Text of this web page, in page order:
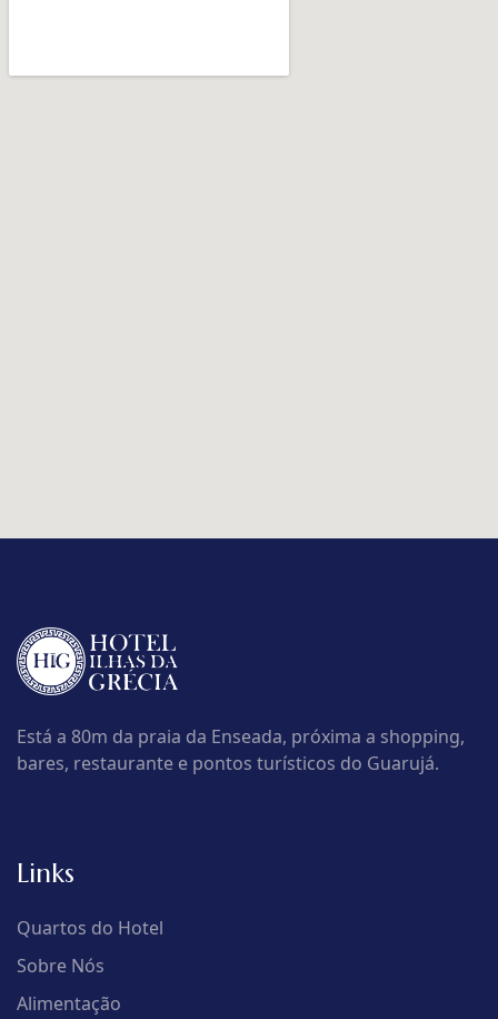
Está a 80m da praia da Enseada, próxima a shopping,
bares, restaurante e pontos turísticos do Guarujá.
Links
Quartos do Hotel
Sobre Nós
Alimentação